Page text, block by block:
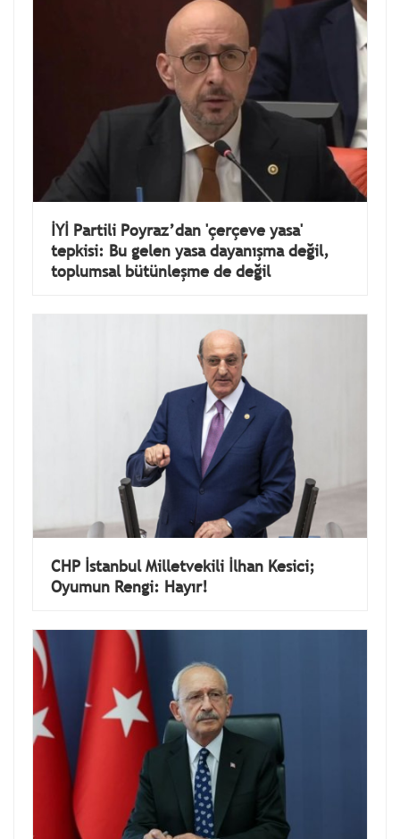
İYİ Partili Poyraz’dan 'çerçeve yasa'
tepkisi: Bu gelen yasa dayanışma değil,
toplumsal bütünleşme de değil
CHP İstanbul Milletvekili İlhan Kesici;
Oyumun Rengi: Hayır!